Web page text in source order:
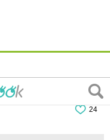
れ…「腹圧性尿
？
24